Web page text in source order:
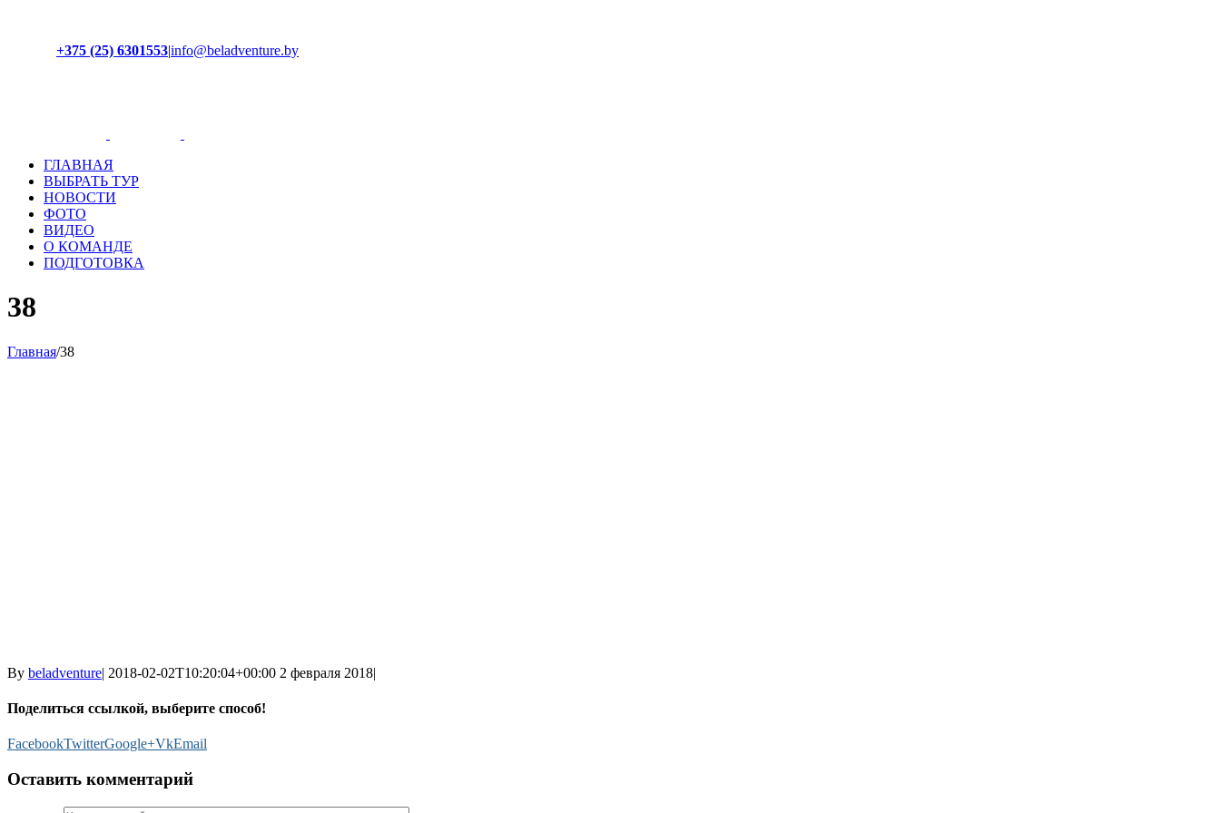
+375 (25) 6301553|info@beladventure.by
ГЛАВНАЯ
ВЫБРАТЬ ТУР
НОВОСТИ
ФОТО
ВИДЕО
О КОМАНДЕ
ПОДГОТОВКА
38
Главная/38
By beladventure| 2018-02-02T10:20:04+00:00 2 февраля 2018|
Поделиться ссылкой, выберите способ!
FacebookTwitterGoogle+VkEmail
Оставить комментарий